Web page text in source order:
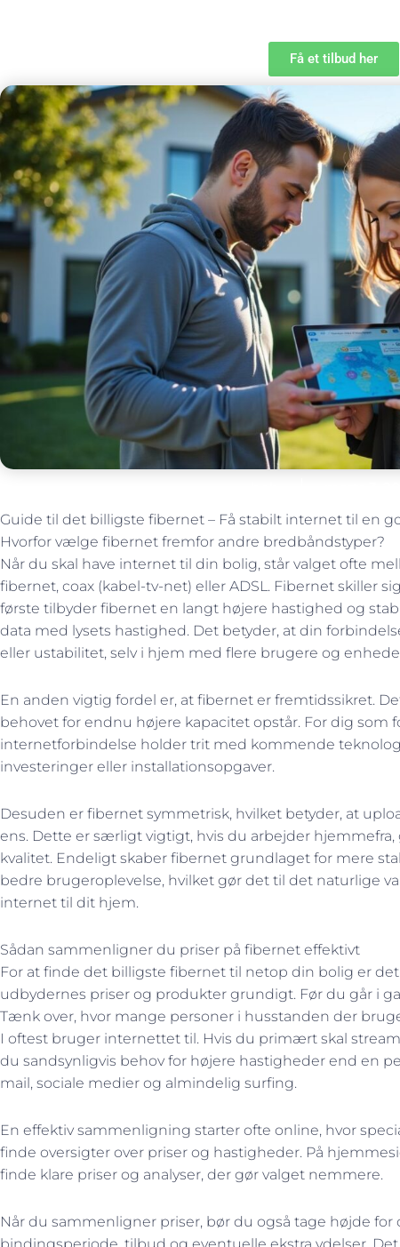
Få et tilbud her
Guide til det billigste fibernet – Få stabilt internet til en
Hvorfor vælge fibernet fremfor andre bredbåndstyper?
Når du skal have internet til din bolig, står valget ofte
fibernet, coax (kabel-tv-net) eller ADSL. Fibernet skiller
første tilbyder fibernet en langt højere hastighed og
data med lysets hastighed. Det betyder, at din
eller ustabilitet, selv i hjem med flere brugere og
En anden vigtig fordel er, at fibernet er fremtidssikret.
behovet for endnu højere kapacitet opstår. For dig som
internetforbindelse holder trit med kommende
investeringer eller installationsopgaver.
Desuden er fibernet symmetrisk, hvilket betyder, at
ens. Dette er særligt vigtigt, hvis du arbejder
kvalitet. Endeligt skaber fibernet grundlaget for mere
bedre brugeroplevelse, hvilket gør det til det naturlige
internet til dit hjem.
Sådan sammenligner du priser på fibernet effektivt
For at finde det billigste fibernet til netop din bolig er
udbydernes priser og produkter grundigt. Før du går i
Tænk over, hvor mange personer i husstanden der
I oftest bruger internettet til. Hvis du primært skal
du sandsynligvis behov for højere hastigheder end en
mail, sociale medier og almindelig surfing.
En effektiv sammenligning starter ofte online, hvor
finde oversigter over priser og hastigheder. På
finde klare priser og analyser, der gør valget nemmere.
Når du sammenligner priser, bør du også tage højde
bindingsperiode, tilbud og eventuelle ekstra ydelser.